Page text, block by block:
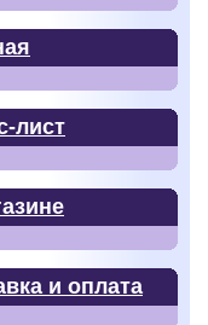
лист
и оплата